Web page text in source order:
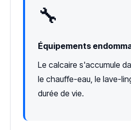
🔧
Équipements
Le calcaire s'accumule
le chauffe-eau, le lave-
durée de vie.